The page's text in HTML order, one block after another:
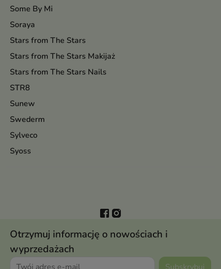
Some By Mi
Soraya
Stars from The Stars
Stars from The Stars Makijaż
Stars from The Stars Nails
STR8
Sunew
Swederm
Sylveco
Syoss
Otrzymuj informację o nowościach i
wyprzedażach